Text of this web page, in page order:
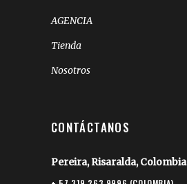
AGENCIA
Tienda
Nosotros
CONTÁCTANOS
Pereira, Risaralda, Colombia